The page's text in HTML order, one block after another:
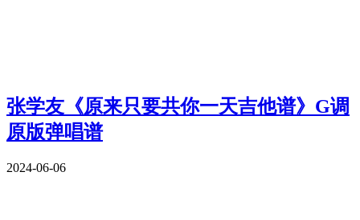
张学友《原来只要共你一天吉他谱》G调
原版弹唱谱
2024-06-06